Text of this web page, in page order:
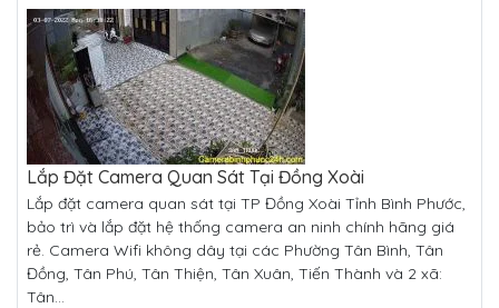
Lắp Đặt Camera Quan Sát Tại Đồng Xoài
Lắp đặt camera quan sát tại TP Đồng Xoài Tỉnh Bình Phước,
bảo trì và lắp đặt hệ thống camera an ninh chính hãng giá
rẻ. Camera Wifi không dây tại các Phường Tân Bình, Tân
Đồng, Tân Phú, Tân Thiện, Tân Xuân, Tiến Thành và 2 xã:
Tân...